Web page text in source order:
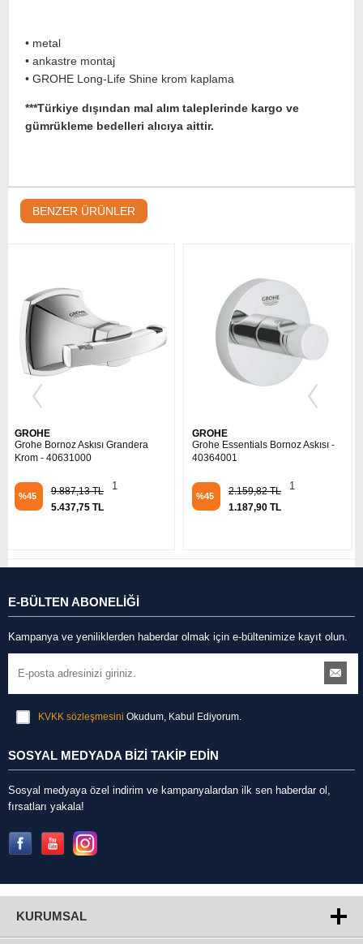
• metal
• ankastre montaj
• GROHE Long-Life Shine krom kaplama
***Türkiye dışından mal alım taleplerinde kargo ve
gümrükleme bedelleri alıcıya aittir.
BENZER ÜRÜNLER
GROHE
Grohe Essentials Bornoz Askısı -
40364001
%45
2.159,82 TL
1.187,90 TL
1
GROHE
Grohe Selection Tekli Havlu Askısı
Mat Siyah - 41216KF0
%45
4.115,52 TL
2.263,87 TL
1
E-BÜLTEN ABONELİĞİ
Kampanya ve yeniliklerden haberdar olmak için e-bültenimize kayıt olun.
KVKK sözleşmesini Okudum, Kabul Ediyorum.
SOSYAL MEDYADA BİZİ TAKİP EDİN
Sosyal medyaya özel indirim ve kampanyalardan ilk sen haberdar ol,
fırsatları yakala!
KURUMSAL